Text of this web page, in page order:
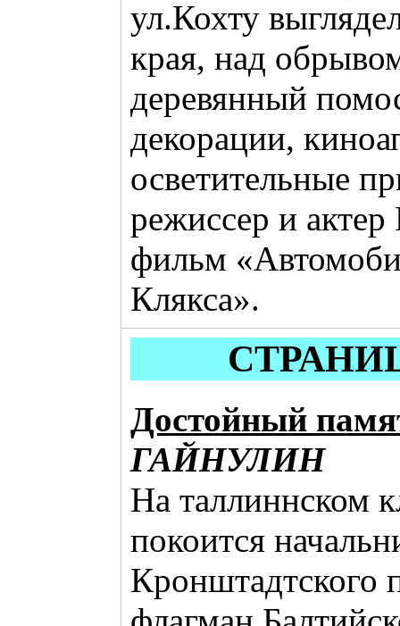
ул.Кохту
края, над
деревянный
декорации,
осветительные
режиссер и
фильм
Клякса».
Достойный
ГАЙНУЛИН
На таллиннском
покоится
Кронштадтского